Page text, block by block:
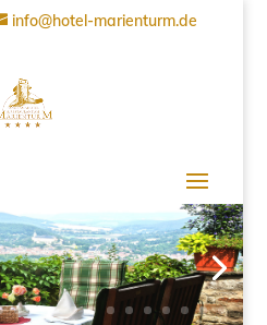
info@hotel-marienturm.de